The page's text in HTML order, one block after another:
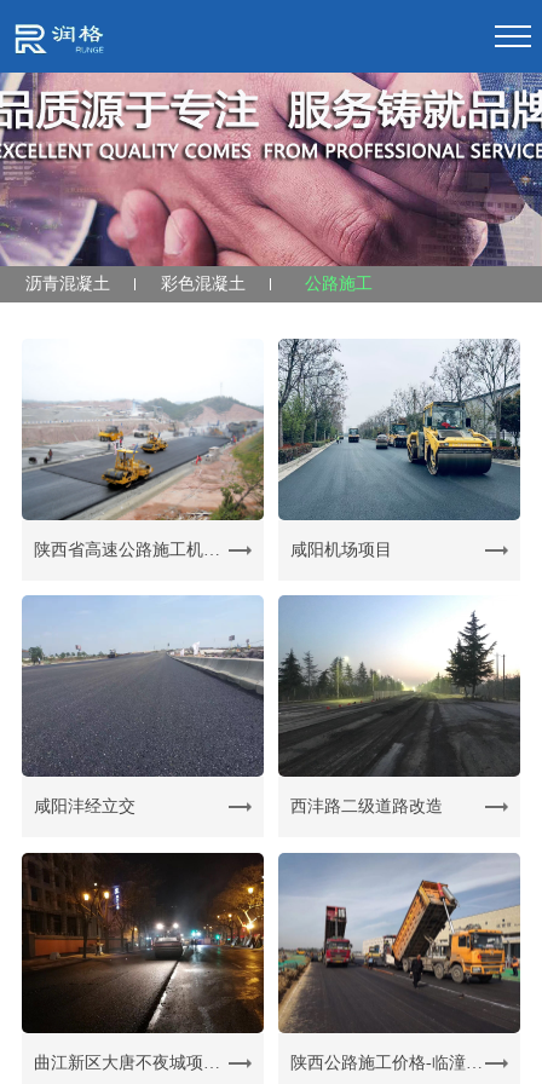
沥青混凝土 彩色混凝土 公路施工
陕西省高速公路施工机械重点实验室机制 咸阳机场项目
咸阳沣经立交 西沣路二级道路改造
曲江新区大唐不夜城项目（西安曲江管委会） 陕西公路施工价格-临潼汽车赛道